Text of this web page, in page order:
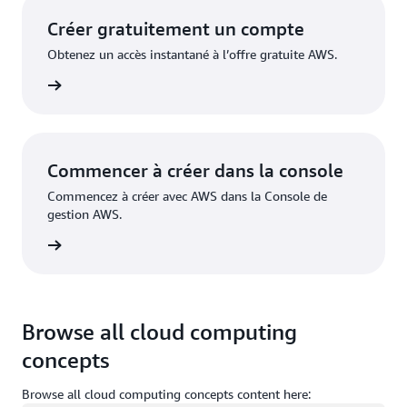
Créer gratuitement un compte
Obtenez un accès instantané à l’offre gratuite AWS.
Commencer à créer dans la console
Commencez à créer avec AWS dans la Console de
gestion AWS.
Browse all cloud computing
concepts
Browse all cloud computing concepts content here: